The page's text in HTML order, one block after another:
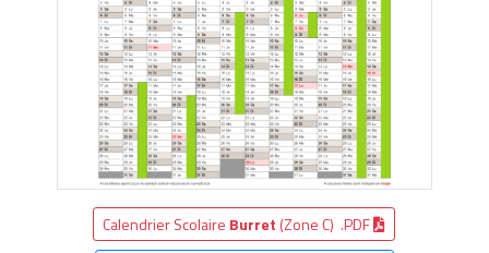
Calendrier Scolaire Burret (Zone C) .PDF